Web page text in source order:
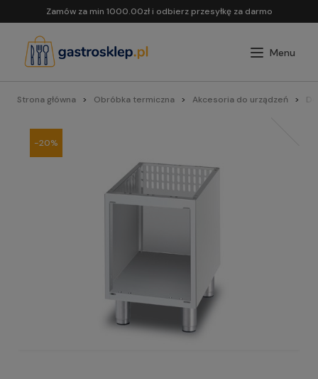
Zamów za min 1000.00zł i odbierz przesyłkę za darmo
Strona główna Obróbka termiczna Akcesoria do urządzeń
-20%